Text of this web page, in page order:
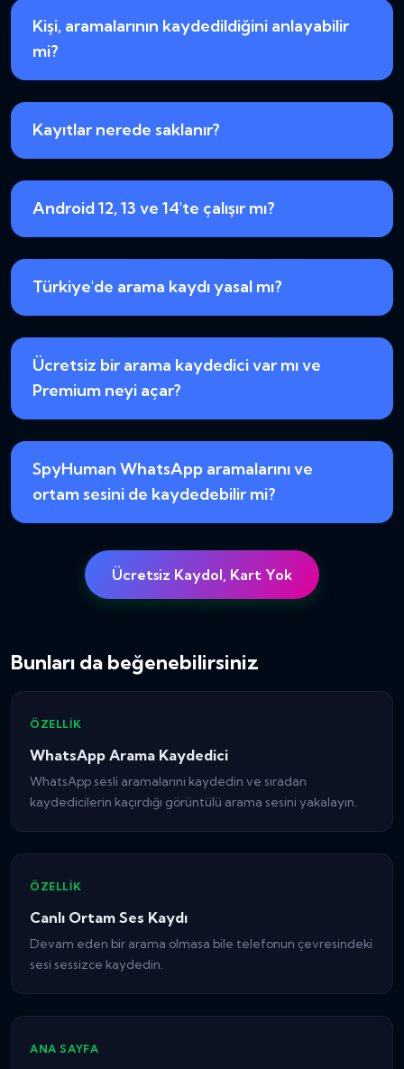
Kişi, aramalarının kaydedildiğini anlayabilir
mi?
Kayıtlar nerede saklanır?
Android 12, 13 ve 14'te çalışır mı?
Türkiye'de arama kaydı yasal mı?
Ücretsiz bir arama kaydedici var mı ve
Premium neyi açar?
SpyHuman WhatsApp aramalarını ve
ortam sesini de kaydedebilir mi?
Ücretsiz Kaydol, Kart Yok
Bunları da beğenebilirsiniz
ÖZELLIK
WhatsApp Arama Kaydedici
WhatsApp sesli aramalarını kaydedin ve sıradan
kaydedicilerin kaçırdığı görüntülü arama sesini yakalayın.
ÖZELLIK
Canlı Ortam Ses Kaydı
Devam eden bir arama olmasa bile telefonun çevresindeki
sesi sessizce kaydedin.
ANA SAYFA